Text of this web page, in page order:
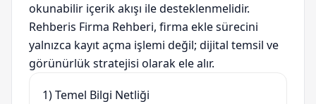
okunabilir içerik akışı ile desteklenmelidir.
Rehberis Firma Rehberi, firma ekle sürecini
yalnızca kayıt açma işlemi değil; dijital temsil ve
görünürlük stratejisi olarak ele alır.
1) Temel Bilgi Netliği